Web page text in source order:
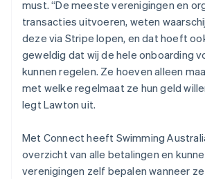
must. “De meeste verenigingen en
transacties uitvoeren, weten
deze via Stripe lopen, en dat hoeft
geweldig dat wij de hele onboarding
kunnen regelen. Ze hoeven alleen
met welke regelmaat ze hun geld
legt Lawton uit.
Met Connect heeft Swimming
overzicht van alle betalingen en
verenigingen zelf bepalen wanneer